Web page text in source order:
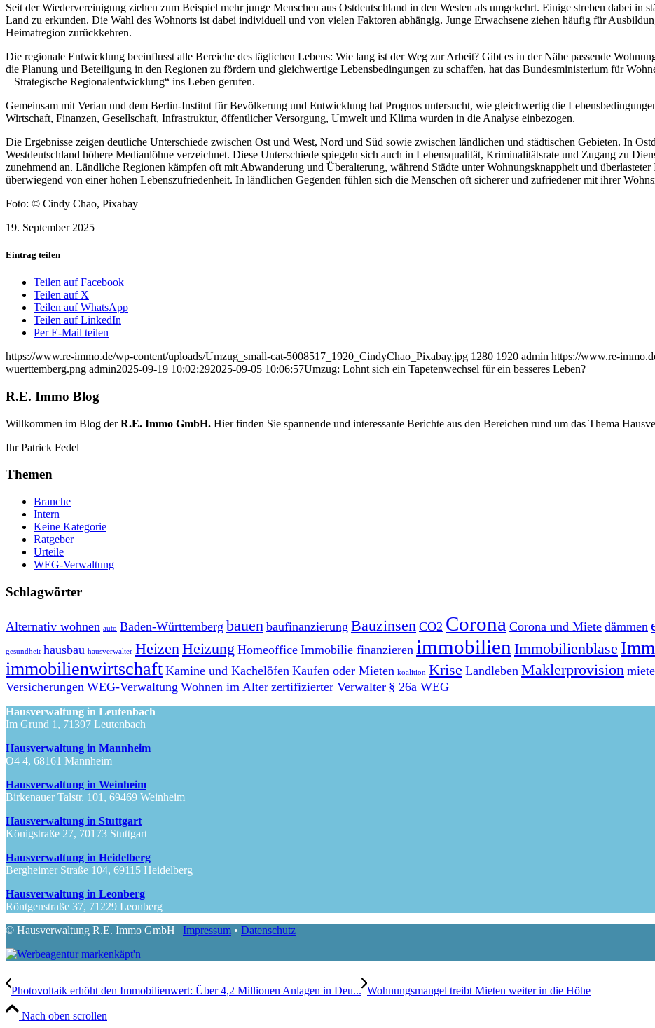
Seit der Wiedervereinigung ziehen zum Beispiel mehr junge Menschen aus Ostdeutschland in den Westen als umgekehrt. Einige streben dabei in
Land zu erkunden. Die Wahl des Wohnorts ist dabei individuell und von vielen Faktoren abhängig. Junge Erwachsene ziehen häufig für
Heimatregion zurückkehren.
Die regionale Entwicklung beeinflusst alle Bereiche des täglichen Lebens: Wie lang ist der Weg zur Arbeit? Gibt es in der Nähe passende
die Planung und Beteiligung in den Regionen zu fördern und gleichwertige Lebensbedingungen zu schaffen, hat das Bundesministerium für
– Strategische Regionalentwicklung“ ins Leben gerufen.
Gemeinsam mit Verian und dem Berlin-Institut für Bevölkerung und Entwicklung hat Prognos untersucht, wie gleichwertig die
Wirtschaft, Finanzen, Gesellschaft, Infrastruktur, öffentlicher Versorgung, Umwelt und Klima wurden in die Analyse einbezogen.
Die Ergebnisse zeigen deutliche Unterschiede zwischen Ost und West, Nord und Süd sowie zwischen ländlichen und städtischen Gebieten. In
Westdeutschland höhere Medianlöhne verzeichnet. Diese Unterschiede spiegeln sich auch in Lebensqualität, Kriminalitätsrate und Zugang zu
zunehmend an. Ländliche Regionen kämpfen oft mit Abwanderung und Überalterung, während Städte unter Wohnungsknappheit und
überwiegend von einer hohen Lebenszufriedenheit. In ländlichen Gegenden fühlen sich die Menschen oft sicherer und zufriedener mit ihrer
Foto: © Cindy Chao, Pixabay
19. September 2025
Eintrag teilen
Teilen auf Facebook
Teilen auf X
Teilen auf WhatsApp
Teilen auf LinkedIn
Per E-Mail teilen
https://www.re-immo.de/wp-content/uploads/Umzug_small-cat-5008517_1920_CindyChao_Pixabay.jpg 1280 1920 admin https://www.re-
wuerttemberg.png admin2025-09-19 10:02:292025-09-05 10:06:57Umzug: Lohnt sich ein Tapetenwechsel für ein besseres Leben?
R.E. Immo Blog
Willkommen im Blog derR.E. Immo GmbH. Hier finden Sie spannende und interessante Berichte aus den Bereichen rund um das Thema
Ihr Patrick Fedel
Themen
Branche
Intern
Keine Kategorie
Ratgeber
Urteile
WEG-Verwaltung
Schlagwörter
Alternativ wohnen auto Baden-Württemberg bauen baufinanzierung Bauzinsen CO2 Corona Corona und Miete dämmen
gesundheit hausbau hausverwalter HeizenHeizung Homeoffice Immobilie finanzieren immobilien Immobilienblase
immobilienwirtschaft Kamine und Kachelöfen Kaufen oder Mieten koalition Krise Landleben Maklerprovision miete
Versicherungen WEG-Verwaltung Wohnen im Alter zertifizierter Verwalter § 26a WEG
Hausverwaltung in Leutenbach
Im Grund 1, 71397 Leutenbach
Hausverwaltung in Mannheim
O4 4, 68161 Mannheim
Hausverwaltung in Weinheim
Birkenauer Talstr. 101, 69469 Weinheim
Hausverwaltung in Stuttgart
Königstraße 27, 70173 Stuttgart
Hausverwaltung in Heidelberg
Bergheimer Straße 104, 69115 Heidelberg
Hausverwaltung in Leonberg
Röntgenstraße 37, 71229 Leonberg
© Hausverwaltung R.E. Immo GmbH | Impressum • Datenschutz
Photovoltaik erhöht den Immobilienwert: Über 4,2 Millionen Anlagen in Deu... Wohnungsmangel treibt Mieten weiter in die Höhe
Nach oben scrollen